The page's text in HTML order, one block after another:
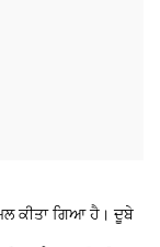
ਕੀਤਾ ਗਿਆ ਹੈ। ਦੂਬੇ